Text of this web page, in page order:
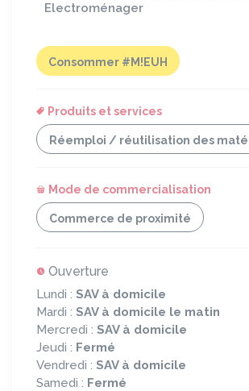
Electroménager
Consommer #M!EUH
Produits et services
Réemploi / réutilisation des
Mode de commercialisation
Commerce de proximité
Ouverture
Lundi : SAV à domicile
Mardi : SAV à domicile le matin
Mercredi : SAV à domicile
Jeudi : Fermé
Vendredi : SAV à domicile
Samedi : Fermé